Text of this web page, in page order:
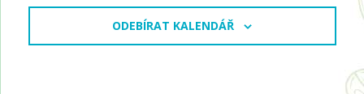
ODEBÍRAT KALENDÁŘ